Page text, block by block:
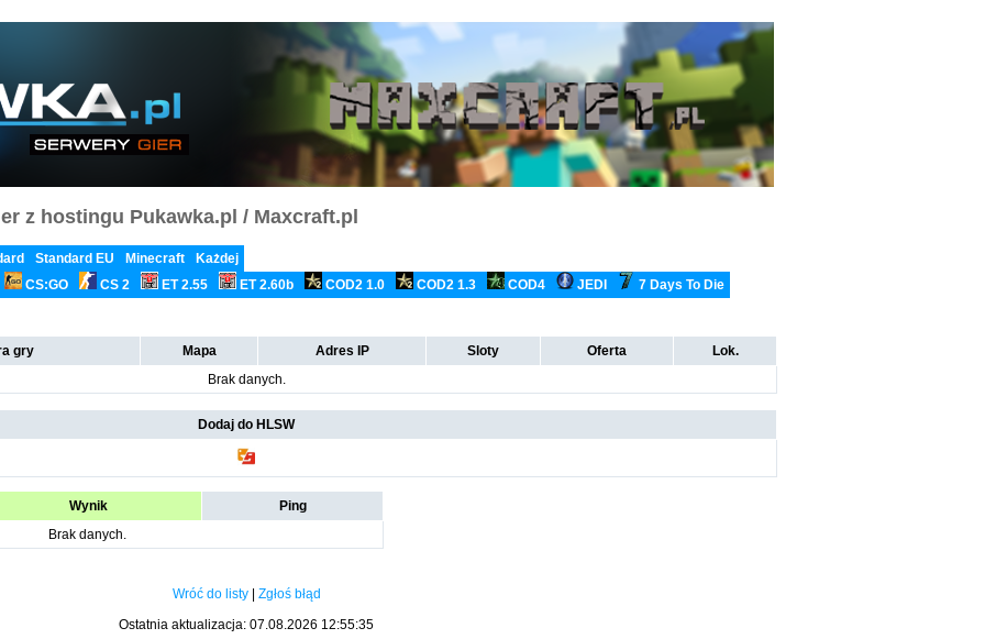
z hostingu Pukawka.pl / Maxcraft.pl
Standard EU Minecraft
Każdej
CS:GO
CS 2 ET 2.55 ET 2.60b COD2 1.0 COD2 1.3 COD4 JEDI 7 Days To Die
gry Mapa Adres IP Sloty Oferta
Lok.
Brak danych.
Dodaj do HLSW
Wynik
Ping
Brak danych.
Wróć do listy| Zgłoś błąd
Ostatnia aktualizacja: 07.08.2026 12:55:35